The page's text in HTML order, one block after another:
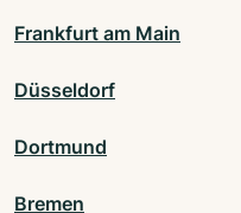
Frankfurt am Main
Düsseldorf
Dortmund
Bremen